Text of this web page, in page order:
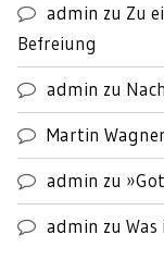
admin zu Zu
Befreiung
admin zu
Martin Wagner
admin zu
admin zu